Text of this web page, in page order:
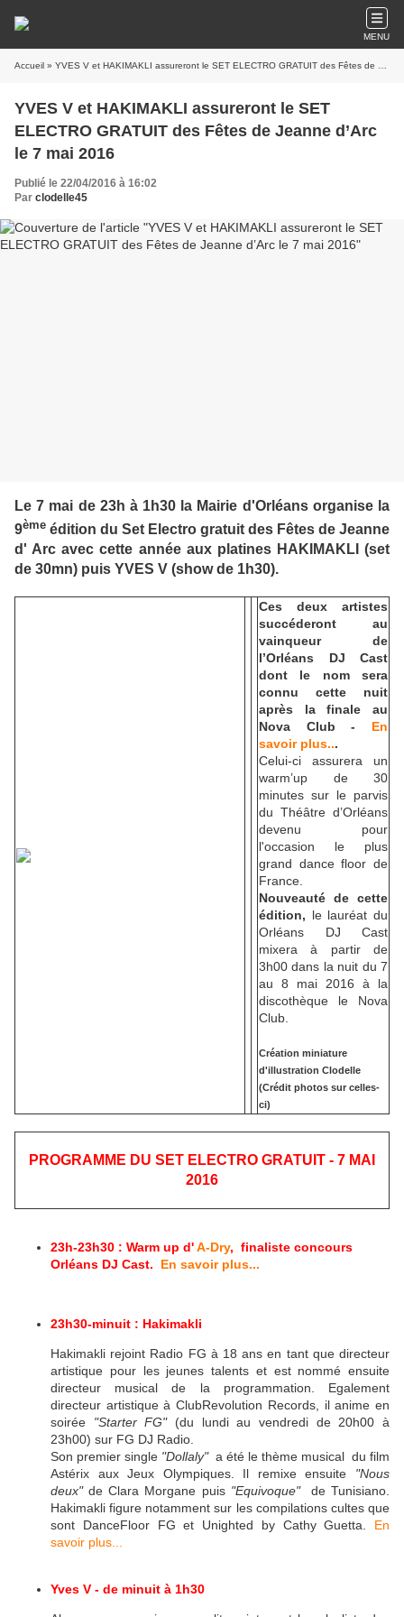
MENU
Accueil » YVES V et HAKIMAKLI assureront le SET ELECTRO GRATUIT des Fêtes de Jeanne d’Arc le 7 mai 2016
YVES V et HAKIMAKLI assureront le SET
ELECTRO GRATUIT des Fêtes de Jeanne d’Arc
le 7 mai 2016
Publié le 22/04/2016 à 16:02
Par clodelle45
Le 7 mai de 23h à 1h30 la Mairie d'Orléans organise la
9ème édition du Set Electro gratuit des Fêtes de Jeanne
d' Arc avec cette année aux platines HAKIMAKLI (set
de 30mn) puis YVES V (show de 1h30).
Ces deux artistes
succéderont au
vainqueur de
l’Orléans DJ Cast
dont le nom sera
connu cette nuit
après la finale au
Nova Club - En
savoir plus...
Celui-ci assurera un
warm’up de 30
minutes sur le parvis
du Théâtre d’Orléans
devenu pour
l'occasion le plus
grand dance floor de
France.
Nouveauté de cette
édition, le lauréat du
Orléans DJ Cast
mixera à partir de
3h00 dans la nuit du 7
au 8 mai 2016 à la
discothèque le Nova
Club.
Création miniature
d'illustration Clodelle
(Crédit photos sur celles-
ci)
PROGRAMME DU SET ELECTRO GRATUIT - 7 MAI
2016
23h-23h30 : Warm up d'A-Dry, finaliste concours
Orléans DJ Cast.
En savoir plus...
23h30-minuit : Hakimakli
Hakimakli rejoint Radio FG à 18 ans en tant que directeur
artistique pour les jeunes talents et est nommé ensuite
directeur musical de la programmation. Egalement
directeur artistique à ClubRevolution Records, il anime en
soirée "Starter FG"(du lundi au vendredi de 20h00 à
23h00) sur FG DJ Radio.
Son premier single "Dollaly"a été le thème musical du film
Astérix aux Jeux Olympiques. Il remixe ensuite "Nous
deux"de Clara Morgane puis "Equivoque"
de Tunisiano.
Hakimakli figure notamment sur les compilations cultes que
sont DanceFloor FG et Unighted by Cathy Guetta. En
savoir plus...
Yves V - de minuit à 1h30